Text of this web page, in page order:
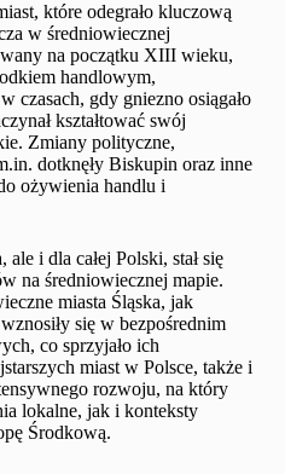
które odegrało kluczową
w średniowiecznej
na początku XIII wieku,
handlowym,
czasach, gdy gniezno osiągało
kształtować swój
Zmiany polityczne,
dotknęły Biskupin oraz inne
ożywienia handlu i
i dla całej Polski, stał się
na średniowiecznej mapie.
miasta Śląska, jak
się w bezpośrednim
co sprzyjało ich
miast w Polsce, także i
rozwoju, na który
lokalne, jak i konteksty
Środkową.